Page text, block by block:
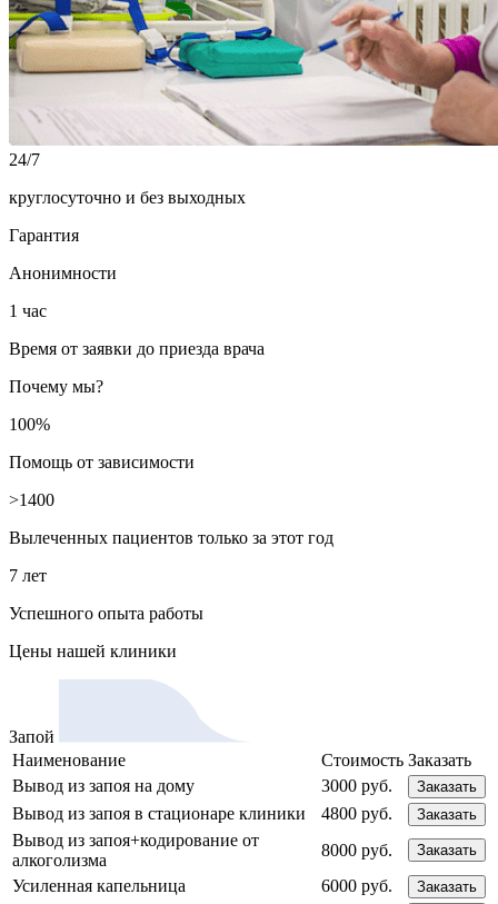
24/7
круглосуточно и без выходных
Гарантия
Анонимности
1 час
Время от заявки до приезда врача
Почему мы?
100%
Помощь от зависимости
>1400
Вылеченных пациентов только за этот год
7 лет
Успешного опыта работы
Цены нашей клиники
Запой
Наименование
Стоимость Заказать
Вывод из запоя на дому
3000 руб. Заказать
Вывод из запоя в стационаре клиники 4800 руб. Заказать
Вывод из запоя+кодирование от
алкоголизма
8000 руб. Заказать
Усиленная капельница 6000 руб. Заказать